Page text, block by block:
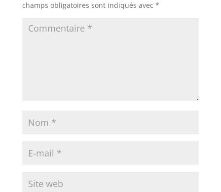
champs obligatoires sont indiqués avec *